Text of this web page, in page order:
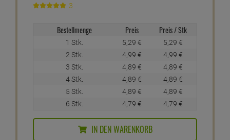
3
Bestellmenge Preis Preis / Stk
1 Stk. 5, 29 € 5, 29 €
2 Stk.
4,99 € 4,99 €
3 Stk.
4, 89 € 4, 89 €
4 Stk.
4, 89 € 4, 89 €
5 Stk.
4, 89 € 4, 89 €
6 Stk.
4,79 € 4,79 €
IN DEN WARENKORB